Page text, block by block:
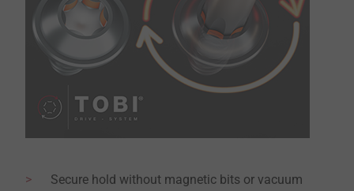
Secure hold without magnetic bits or vacuum